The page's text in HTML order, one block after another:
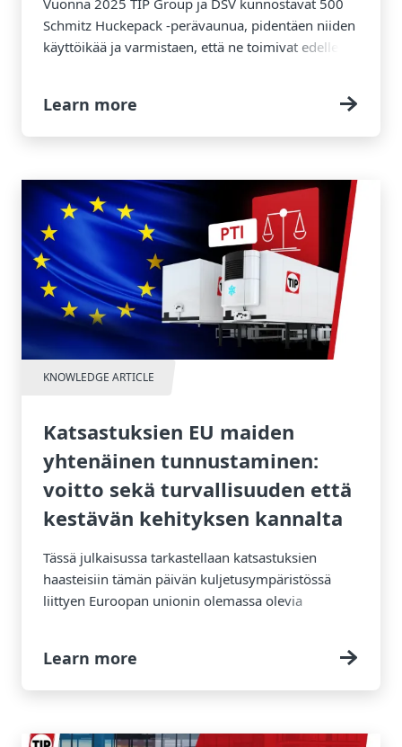
Vuonna 2025 TIP Group ja DSV kunnostavat 500
Schmitz Huckepack -perävaunua, pidentäen niiden
käyttöikää ja varmistaen, että ne toimivat edelleen
Learn more
KNOWLEDGE ARTICLE
Katsastuksien EU maiden
yhtenäinen tunnustaminen:
voitto sekä turvallisuuden että
kestävän kehityksen kannalta
Tässä julkaisussa tarkastellaan katsastuksien
haasteisiin tämän päivän kuljetusympäristössä
liittyen Euroopan unionin olemassa olevia
Learn more